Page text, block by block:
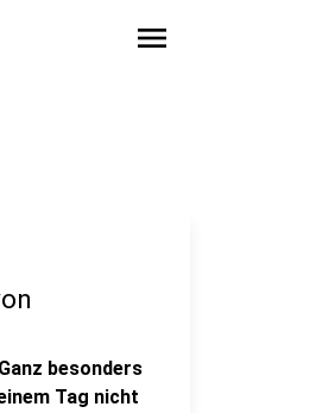
menu
besonders
Tag nicht